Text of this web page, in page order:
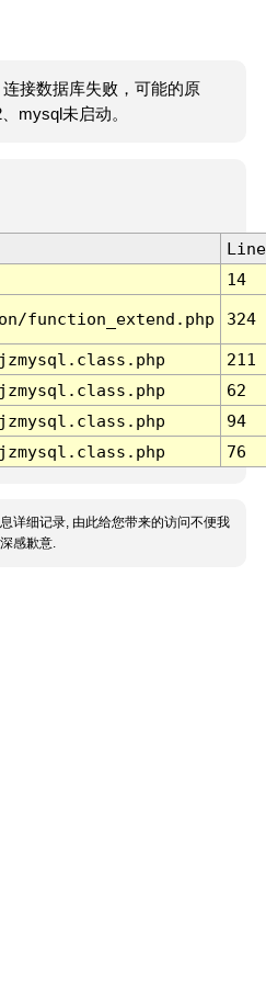
接数据库失败，可能的原
mysql未启动。
Line
14
function_extend.php 324
211
62
94
76
详细记录, 由此给您带来的访问不便我
感歉意.